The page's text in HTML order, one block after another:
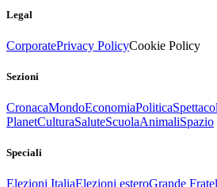
Legal
CorporatePrivacy PolicyCookie Policy
Sezioni
CronacaMondoEconomiaPolitica
PlanetCulturaSaluteScuolaAnimaliSpazio
Speciali
Elezioni ItaliaElezioni esteroGrande